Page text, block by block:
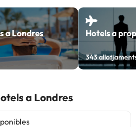
a Londres Hotels a
343
a Londres